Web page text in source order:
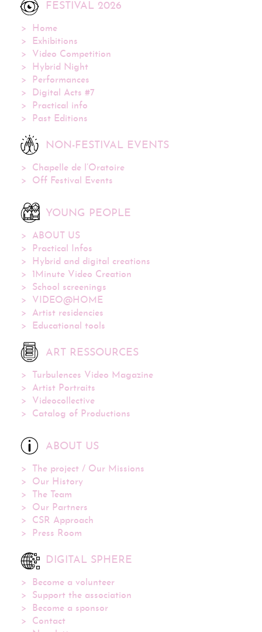
FESTIVAL 2026
Home
Exhibitions
Video Competition
Hybrid Night
Performances
Digital Acts #7
Practical info
Past Editions
NON-FESTIVAL EVENTS
Chapelle de l’Oratoire
Off Festival Events
YOUNG PEOPLE
ABOUT US
Practical Infos
Hybrid and digital creations
1Minute Video Creation
School screenings
VIDEO@HOME
Artist residencies
Educational tools
ART RESSOURCES
Turbulences Video Magazine
Artist Portraits
Videocollective
Catalog of Productions
ABOUT US
The project / Our Missions
Our History
The Team
Our Partners
CSR Approach
Press Room
DIGITAL SPHERE
Become a volunteer
Support the association
Become a sponsor
Contact